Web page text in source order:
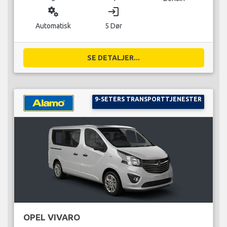
miscellaneous_services
Automatisk
login
5 Dør
SE DETALJER...
9-SETERS TRANSPORTTJENESTER
OPEL VIVARO